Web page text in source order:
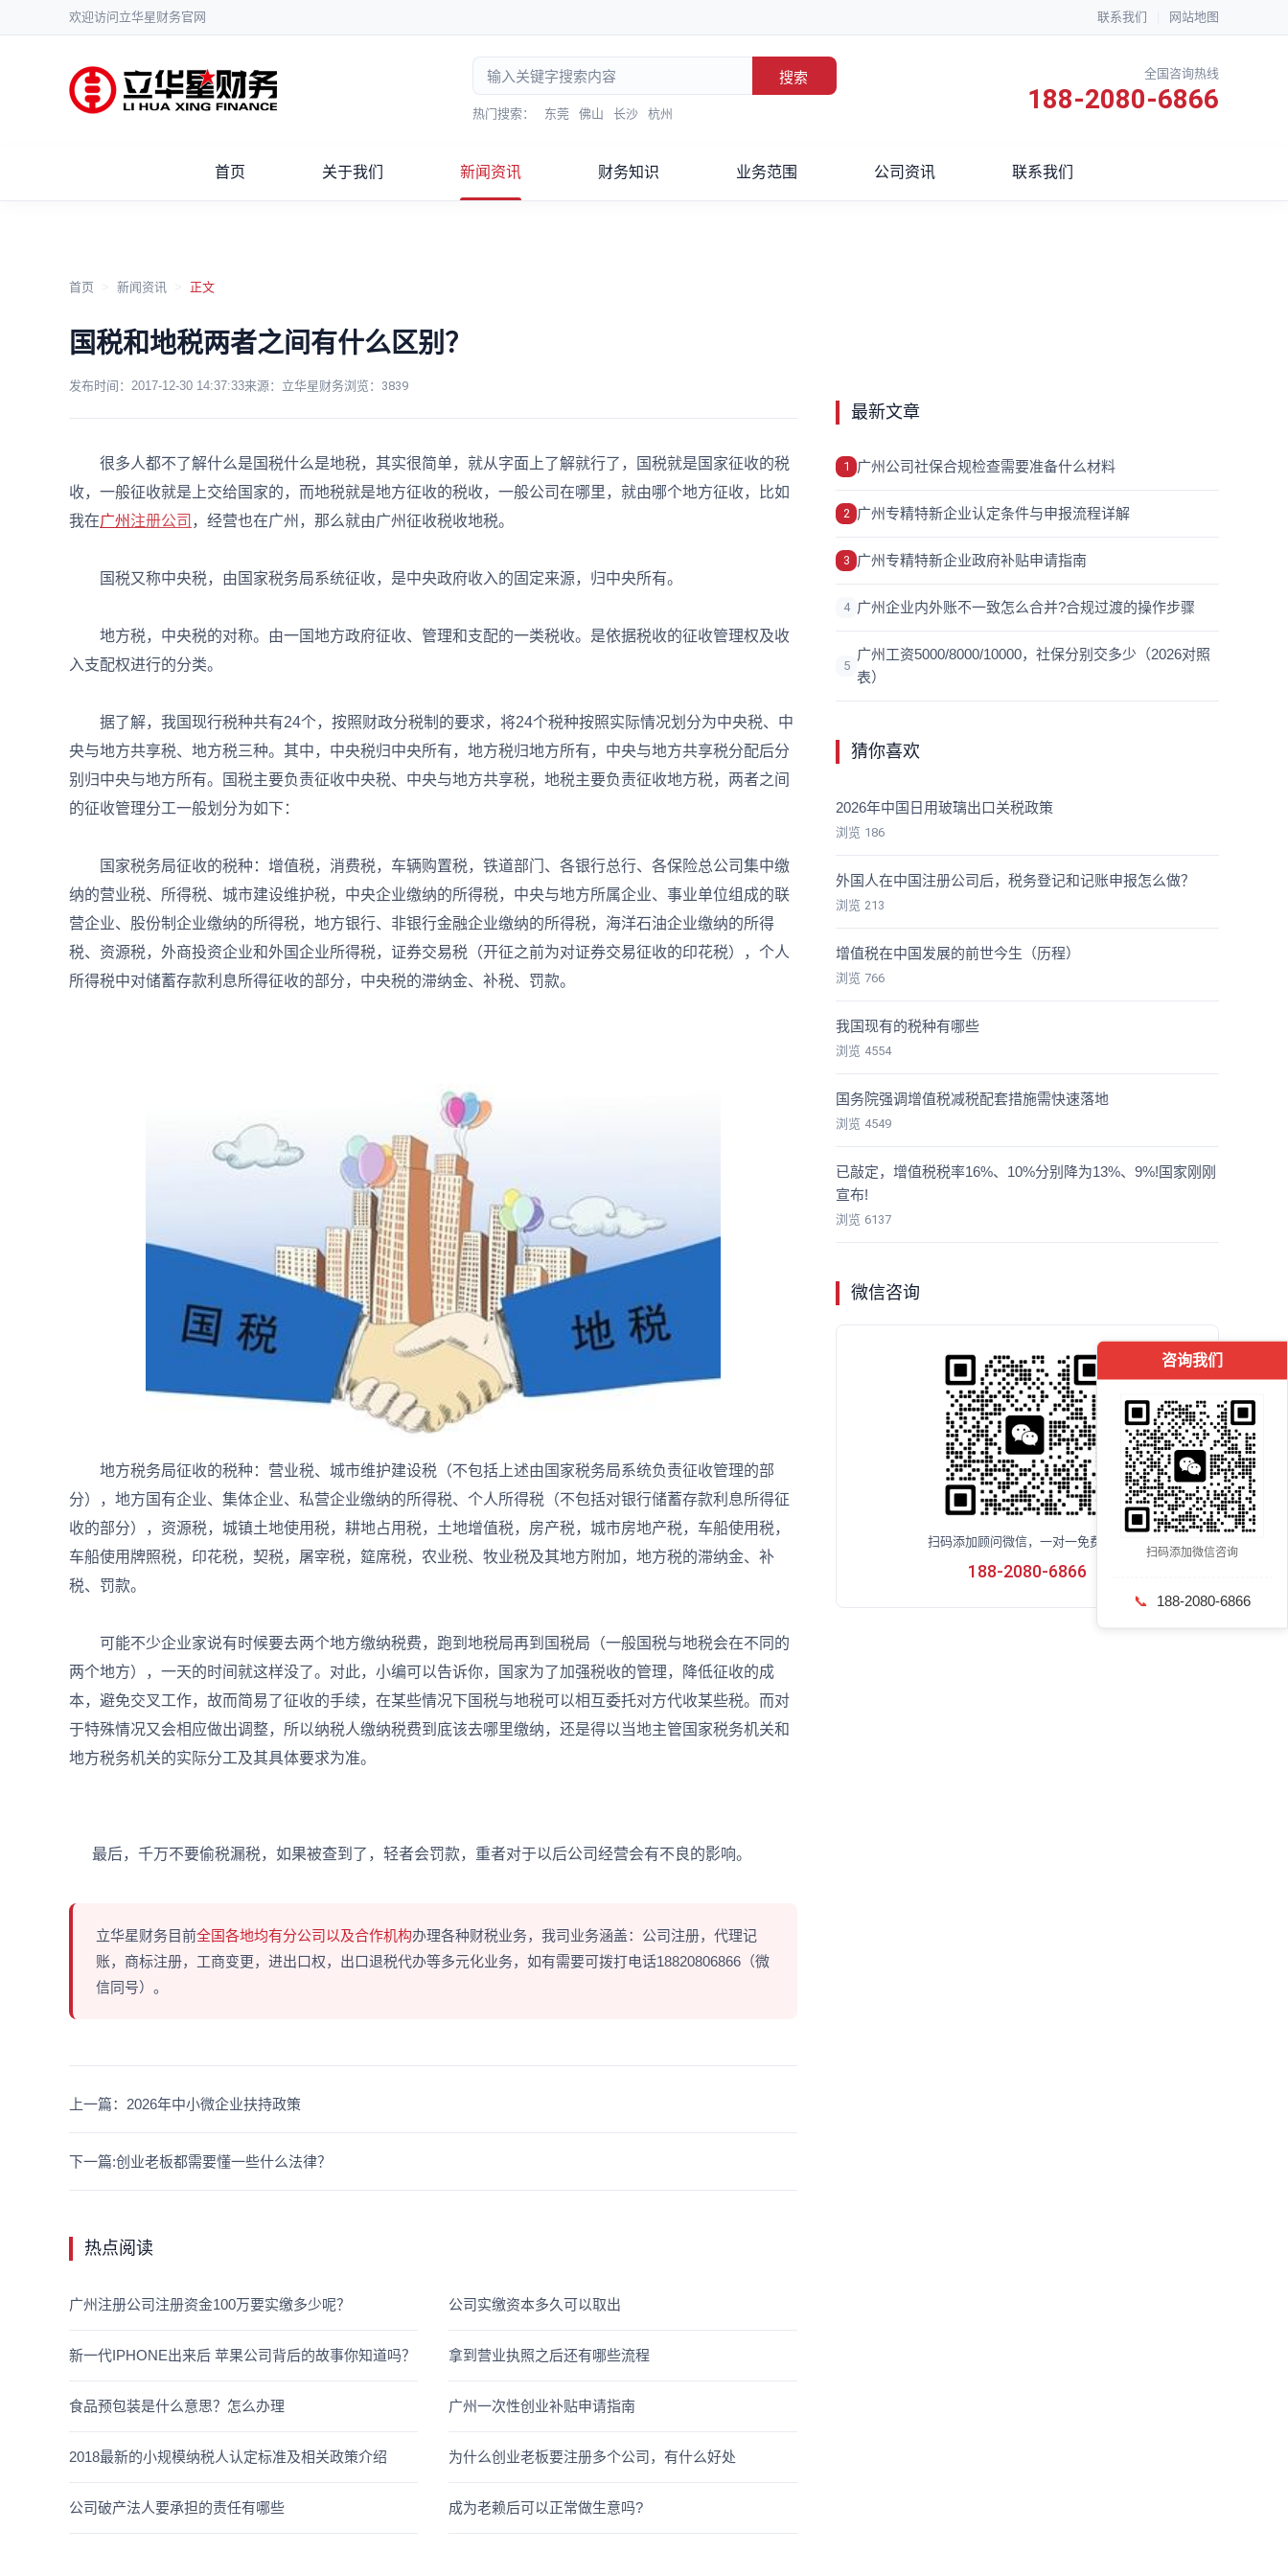
欢迎访问立华星财务官网 联系我们 网站地图
搜索
热门搜索： 东莞 佛山 长沙 杭州
全国咨询热线
188-2080-6866
首页 关于我们 新闻资讯 财务知识 业务范围 公司资讯 联系我们
首页 新闻资讯 正文
国税和地税两者之间有什么区别？
发布时间： 2017-12-30 14:37:33来源：立华星财务浏览： 3839
很多人都不了解什么是国税什么是地税，其实很简单，就从字面上了解就行了，国税就是国家征收的税
收，一般征收就是上交给国家的，而地税就是地方征收的税收，一般公司在哪里，就由哪个地方征收，比如
我在广州 注册公司 ，经营也在广州，那么就由广州征收税收地税。
国税又称中央税，由国家税务局系统征收，是中央政府收入的固定来源，归中央所有。
地方税，中央税的对称。由一国地方政府征收、管理和支配的一类税收。是依据税收的征收管理权及收
入支配权进行的分类。
据了解，我国现行税种共有24个，按照财政分税制的要求，将24个税种按照实际情况划分为中央税、中
央与地方共享税、地方税三种。其中，中央税归中央所有，地方税归地方所有，中央与地方共享税分配后分
别归中央与地方所有。国税主要负责征收中央税、中央与地方共享税，地税主要负责征收地方税，两者之间
的征收管理分工一般划分为如下：
国家税务局征收的税种：增值税，消费税，车辆购置税，铁道部门、各银行总行、各保险总公司集中缴
纳的营业税、所得税、城市建设维护税，中央企业缴纳的所得税，中央与地方所属企业、事业单位组成的联
营企业、股份制企业缴纳的所得税，地方银行、非银行金融企业缴纳的所得税，海洋石油企业缴纳的所得
税、资源税，外商投资企业和外国企业所得税，证券交易税（开征之前为对证券交易征收的印花税），个人
所得税中对储蓄存款利息所得征收的部分，中央税的滞纳金、补税、罚款。
地方税务局征收的税种：营业税、城市维护建设税（不包括上述由国家税务局系统负责征收管理的部
分），地方国有企业、集体企业、私营企业缴纳的所得税、个人所得税（不包括对银行储蓄存款利息所得征
收的部分），资源税，城镇土地使用税，耕地占用税，土地增值税，房产税，城市房地产税，车船使用税，
车船使用牌照税，印花税，契税，屠宰税，筵席税，农业税、牧业税及其地方附加，地方税的滞纳金、补
税、罚款。
可能不少企业家说有时候要去两个地方缴纳税费，跑到地税局再到国税局（一般国税与地税会在不同的
两个地方），一天的时间就这样没了。对此，小编可以告诉你，国家为了加强税收的管理，降低征收的成
本，避免交叉工作，故而简易了征收的手续，在某些情况下国税与地税可以相互委托对方代收某些税。而对
于特殊情况又会相应做出调整，所以纳税人缴纳税费到底该去哪里缴纳，还是得以当地主管国家税务机关和
地方税务机关的实际分工及其具体要求为准。
最后，千万不要偷税漏税，如果被查到了，轻者会罚款，重者对于以后公司经营会有不良的影响。
立华星财务目前全国各地均有分公司以及合作机构办理各种财税业务，我司业务涵盖：公司注册，代理记
账，商标注册，工商变更，进出口权，出口退税代办等多元化业务，如有需要可拨打电话18820806866（微
信同号）。
下一篇:创业老板都需要懂一些什么法律？
上一篇：2026年中小微企业扶持政策
热点阅读
广州注册公司注册资金100万要实缴多少呢？ 公司实缴资本多久可以取出
新一代IPHONE出来后 苹果公司背后的故事你知道吗？ 拿到营业执照之后还有哪些流程
食品预包装是什么意思？怎么办理 广州一次性创业补贴申请指南
2018最新的小规模纳税人认定标准及相关政策介绍 为什么创业老板要注册多个公司，有什么好处
公司破产法人要承担的责任有哪些 成为老赖后可以正常做生意吗?
最新文章
1 广州公司社保合规检查需要准备什么材料
2 广州专精特新企业认定条件与申报流程详解
3 广州专精特新企业政府补贴申请指南
4 广州企业内外账不一致怎么合并?合规过渡的操作步骤
5
广州工资5000/8000/10000，社保分别交多少（2026对照
表）
猜你喜欢
2026年中国日用玻璃出口关税政策
浏览 186
外国人在中国注册公司后，税务登记和记账申报怎么做？
浏览 213
增值税在中国发展的前世今生（历程）
浏览 766
我国现有的税种有哪些
浏览 4554
国务院强调增值税减税配套措施需快速落地
浏览 4549
已敲定，增值税税率16%、10%分别降为13%、9%!国家刚刚
宣布!
浏览 6137
微信咨询
扫码添加顾问微信，一对一免费咨询
188-2080-6866
咨询我们
扫码添加微信咨询
📞 188-2080-6866